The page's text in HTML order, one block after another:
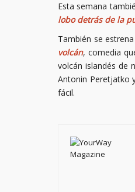
Esta semana
lobo detrás de la
También se
volcán, comedia
volcán islandés de
Antonin Peretjatko
fácil.